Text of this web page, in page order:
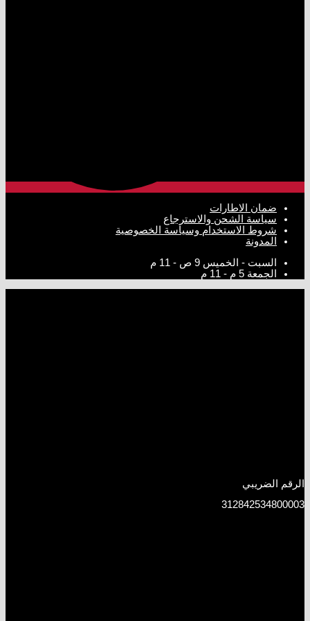
ضمان الاطارات
سياسة الشحن والاسترجاع
شروط الاستخدام وسياسة الخصوصية
المدونة
السبت - الخميس 9 ص - 11 م
الجمعة 5 م - 11 م
الرقم الضريبي
312842534800003